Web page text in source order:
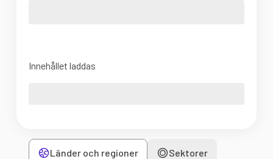
Innehållet laddas
Länder och regioner Sektorer